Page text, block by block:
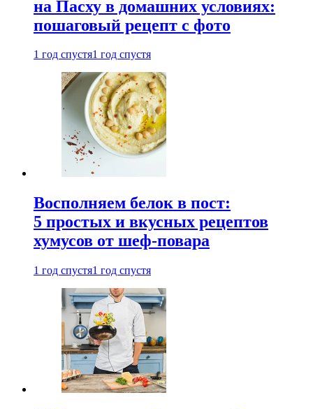
на Пасху в домашних условиях:
пошаговый рецепт с фото
1 год спустя1 год спустя
Восполняем белок в пост:
5 простых и вкусных рецептов
хумусов от шеф-повара
1 год спустя1 год спустя